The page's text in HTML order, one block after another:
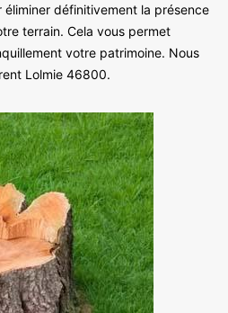
définitivement la présence
terrain. Cela vous permet
votre patrimoine. Nous
Lolmie 46800.